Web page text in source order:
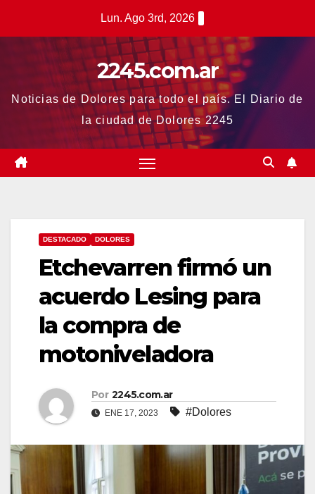
Lun. Ago 3rd, 2026
2245.com.ar
Noticias de Dolores para todo el país. El Diario de
la ciudad de Dolores 2245
DESTACADO DOLORES
Etchevarren firmó un
acuerdo Lesing para
la compra de
motoniveladora
Por 2245.com.ar
ENE 17, 2023 #Dolores